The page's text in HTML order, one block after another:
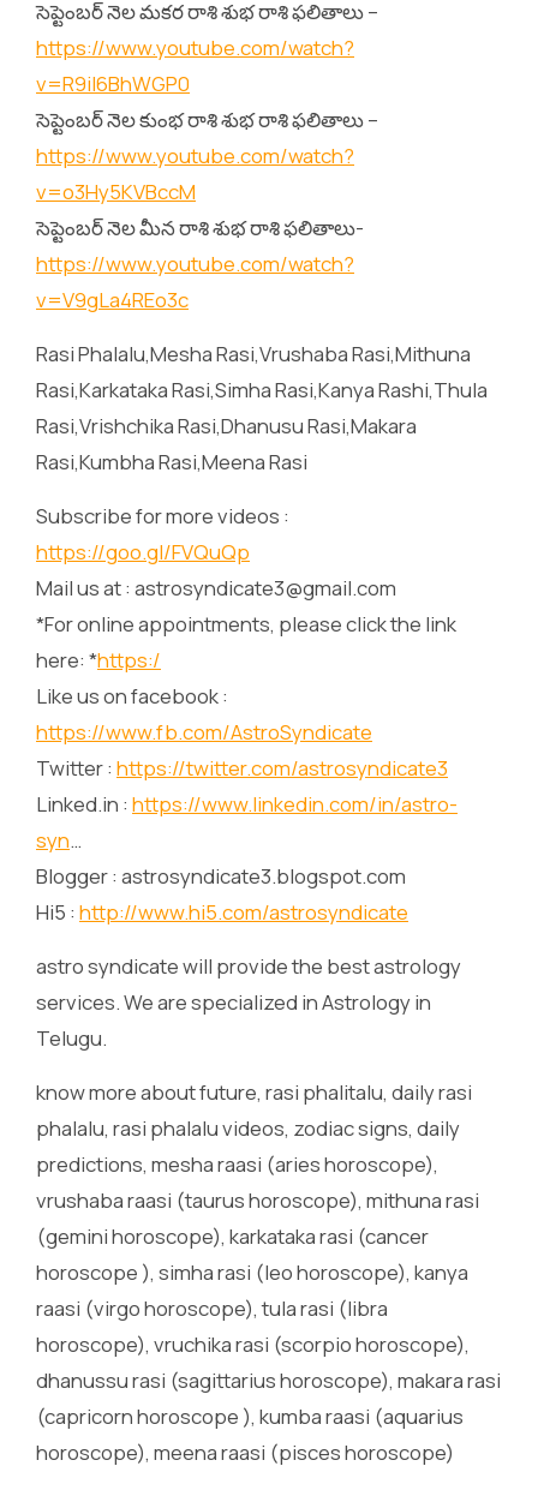
సెప్టెంబర్ నెల మకర రాశి శుభ రాశి ఫలితాలు –
https://www.youtube.com/watch?
v=R9il6BhWGP0
సెప్టెంబర్ నెల కుంభ రాశి శుభ రాశి ఫలితాలు –
https://www.youtube.com/watch?
v=o3Hy5KVBccM
సెప్టెంబర్ నెల మీన రాశి శుభ రాశి ఫలితాలు-
https://www.youtube.com/watch?
v=V9gLa4REo3c
Rasi Phalalu,Mesha Rasi,Vrushaba Rasi,Mithuna
Rasi,Karkataka Rasi,Simha Rasi,Kanya Rashi,Thula
Rasi,Vrishchika Rasi,Dhanusu Rasi,Makara
Rasi,Kumbha Rasi,Meena Rasi
Subscribe for more videos :
https://goo.gl/FVQuQp
Mail us at : astrosyndicate3@gmail.com
*For online appointments, please click the link
here: *https:/
Like us on facebook :
https://www.fb.com/AstroSyndicate
Twitter : https://twitter.com/astrosyndicate3
Linked.in : https://www.linkedin.com/in/astro-
syn…
Blogger : astrosyndicate3.blogspot.com
Hi5 : http://www.hi5.com/astrosyndicate
astro syndicate will provide the best astrology
services. We are specialized in Astrology in
Telugu.
know more about future, rasi phalitalu, daily rasi
phalalu, rasi phalalu videos, zodiac signs, daily
predictions, mesha raasi (aries horoscope),
vrushaba raasi (taurus horoscope), mithuna rasi
(gemini horoscope), karkataka rasi (cancer
horoscope ), simha rasi (leo horoscope), kanya
raasi (virgo horoscope), tula rasi (libra
horoscope), vruchika rasi (scorpio horoscope),
dhanussu rasi (sagittarius horoscope), makara rasi
(capricorn horoscope ), kumba raasi (aquarius
horoscope), meena raasi (pisces horoscope)